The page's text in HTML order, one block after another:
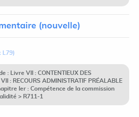
(nouvelle)
L79)
: Livre VII : CONTENTIEUX DES
: RECOURS ADMINISTRATIF PRÉALABLE
Ier : Compétence de la commission
> R711-1